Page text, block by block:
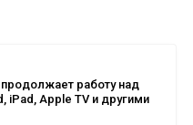
работу над
iPad, Apple TV и другими